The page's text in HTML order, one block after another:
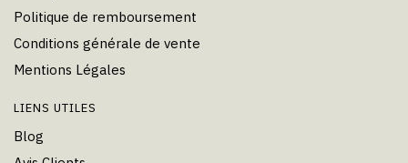
Politique de remboursement
Conditions générale de vente
Mentions Légales
LIENS UTILES
Blog